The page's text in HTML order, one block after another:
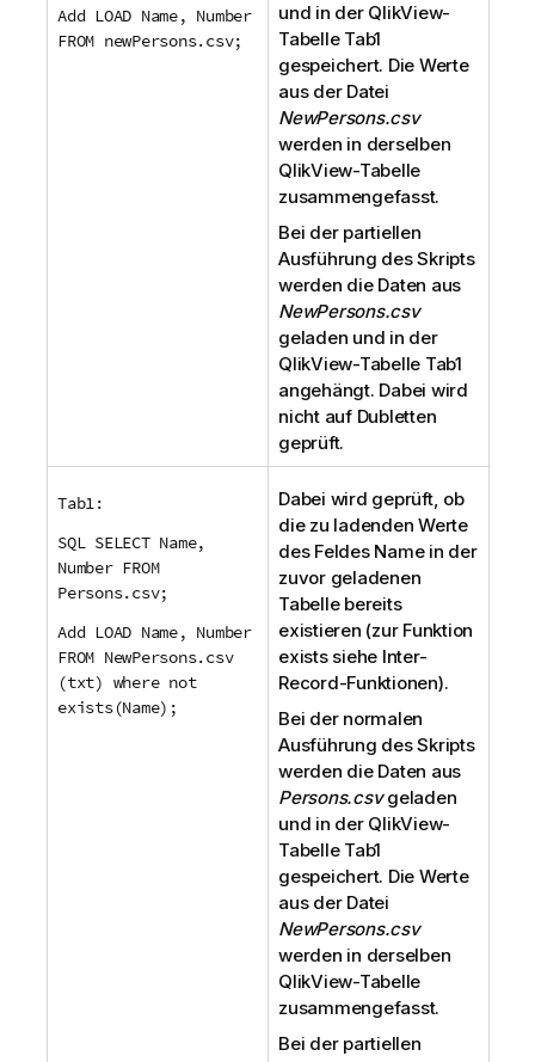
Add LOAD Name, Number
FROM newPersons.csv;
und in der QlikView-
Tabelle Tab1
gespeichert. Die Werte
aus der Datei
NewPersons.csv
werden in derselben
QlikView-Tabelle
zusammengefasst.
Bei der partiellen
Ausführung des Skripts
werden die Daten aus
NewPersons.csv
geladen und in der
QlikView-Tabelle Tab1
angehängt. Dabei wird
nicht auf Dubletten
geprüft.
Tab1:
SQL SELECT Name,
Number FROM
Persons.csv;
Add LOAD Name, Number
FROM NewPersons.csv
(txt) where not
exists(Name);
Dabei wird geprüft, ob
die zu ladenden Werte
des Feldes Namein der
zuvor geladenen
Tabelle bereits
existieren (zur Funktion
existssiehe Inter-
Record-Funktionen).
Bei der normalen
Ausführung des Skripts
werden die Daten aus
Persons.csvgeladen
und in der QlikView-
Tabelle Tab1
gespeichert. Die Werte
aus der Datei
NewPersons.csv
werden in derselben
QlikView-Tabelle
zusammengefasst.
Bei der partiellen